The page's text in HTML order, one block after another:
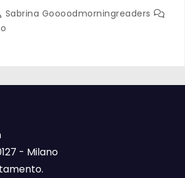
Sabrina Goooodmorningreaders
- Milano